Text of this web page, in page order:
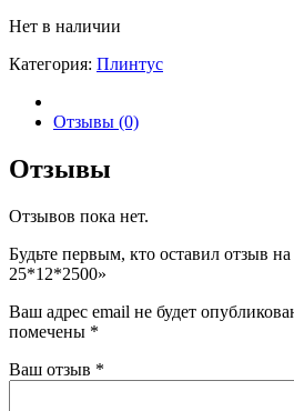
Нет в наличии
Категория: Плинтус
Отзывы (0)
Отзывы
Отзывов пока нет.
Будьте первым, кто оставил отзыв
25*12*2500»
Ваш адрес email не будет
помечены *
Ваш отзыв *